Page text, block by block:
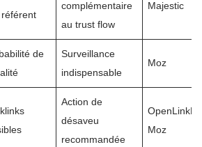
complémentaire
au trust flow
Majestic
de
Surveillance
indispensable
Moz
Action de
désaveu
recommandée
Moz